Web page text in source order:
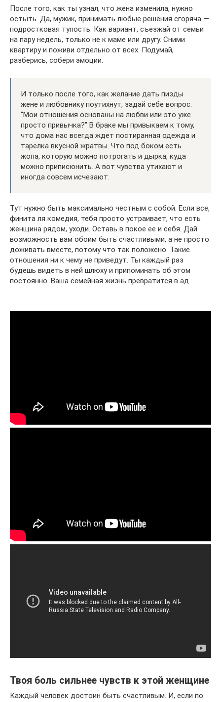
После того, как ты узнал, что жена изменила, нужно
остыть. Да, мужик, принимать любые решения сгоряча —
подростковая тупость. Как вариант, съезжай от семьи
на пару недель, только не к маме или другу. Сними
квартиру и поживи отдельно от всех. Подумай,
разберись, собери эмоции.
И только после того, как желание дать пизды
жене и любовнику поутихнут, задай себе вопрос:
“Мои отношения основаны на любви или это уже
просто привычка?” В браке мы привыкаем к тому,
что дома нас всегда ждет постиранная одежда и
тарелка вкусной жратвы. Что под боком есть
жопа, которую можно потрогать и дырка, куда
можно приписюнить. А вот чувства утихают и
иногда совсем исчезают.
Тут нужно быть максимально честным с собой. Если все,
финита ля комедия, тебя просто устраивает, что есть
женщина рядом, уходи. Оставь в покое ее и себя. Дай
возможность вам обоим быть счастливыми, а не просто
доживать вместе, потому что так положено. Такие
отношения ни к чему не приведут. Ты каждый раз
будешь видеть в ней шлюху и припоминать об этом
постоянно. Ваша семейная жизнь превратится в ад.
Твоя боль сильнее чувств к этой женщине
Каждый человек достоин быть счастливым. И, если по